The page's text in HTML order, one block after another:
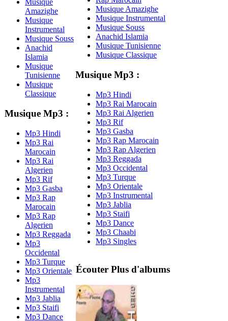
Musique
Amazighe
Musique
Instrumental
Musique Souss
Anachid
Islamia
Musique
Tunisienne
Musique
Classique
Musique Mp3 :
Mp3 Hindi
Mp3 Rai
Marocain
Mp3 Rai
Algerien
Mp3 Rif
Mp3 Gasba
Mp3 Rap
Marocain
Mp3 Rap
Algerien
Mp3 Reggada
Mp3
Occidental
Mp3 Turque
Mp3 Orientale
Mp3
Instrumental
Mp3 Jablia
Mp3 Staifi
Mp3 Dance
Musique Amazighe
Musique Instrumental
Musique Souss
Anachid Islamia
Musique Tunisienne
Musique Classique
Musique Mp3 :
Mp3 Hindi
Mp3 Rai Marocain
Mp3 Rai Algerien
Mp3 Rif
Mp3 Gasba
Mp3 Rap Marocain
Mp3 Rap Algerien
Mp3 Reggada
Mp3 Occidental
Mp3 Turque
Mp3 Orientale
Mp3 Instrumental
Mp3 Jablia
Mp3 Staifi
Mp3 Dance
Mp3 Chaabi
Mp3 Singles
Écouter Plus d'albums